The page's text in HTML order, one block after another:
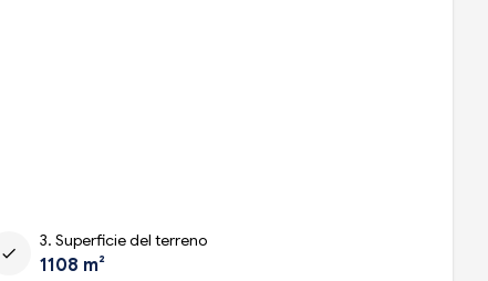
check
3. Superficie del terreno
1108 m²